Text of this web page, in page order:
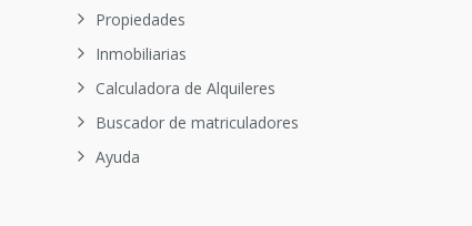
Propiedades
Inmobiliarias
Calculadora de Alquileres
Buscador de matriculadores
Ayuda